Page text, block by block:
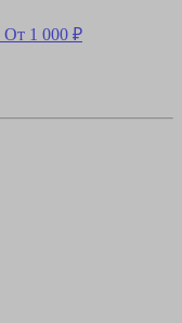
От 1 000 ₽